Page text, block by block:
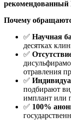
Почему
✅ Научная
десятках
✅
отравления
✅
подбирают
имплант или
✅ 100%